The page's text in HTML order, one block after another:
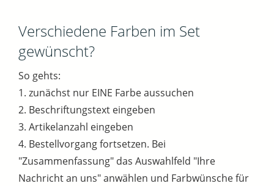
Verschiedene Farben im Set
gewünscht?
So gehts:
1. zunächst nur EINE Farbe aussuchen
2. Beschriftungstext eingeben
3. Artikelanzahl eingeben
4. Bestellvorgang fortsetzen. Bei
"Zusammenfassung" das Auswahlfeld "Ihre
Nachricht an uns" anwählen und Farbwünsche für